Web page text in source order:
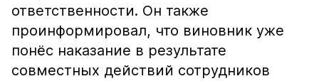
ответственности. Он также
проинформировал, что виновник уже
понёс наказание в результате
совместных действий сотрудников